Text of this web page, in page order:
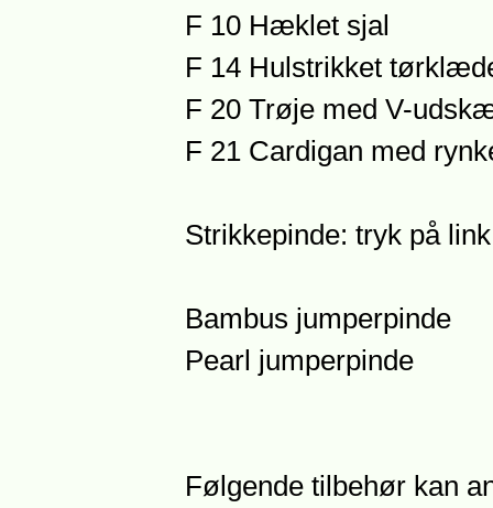
F 10 Hæklet sjal
F 14 Hulstrikket
F 20 Trøje med V-
F 21 Cardigan med
Strikkepinde: tryk på
Bambus jumperpinde
Pearl jumperpinde
Følgende tilbehør kan